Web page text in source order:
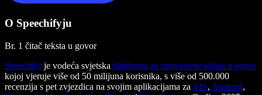
O Speechifyju
Br. 1 čitač teksta u govor
Speechify je vodeća svjetska platforma za pretvaranje teksta u govor
kojoj vjeruje više od 50 milijuna korisnika, s više od 500.000
recenzija s pet zvjezdica na svojim aplikacijama za iOS, Android,